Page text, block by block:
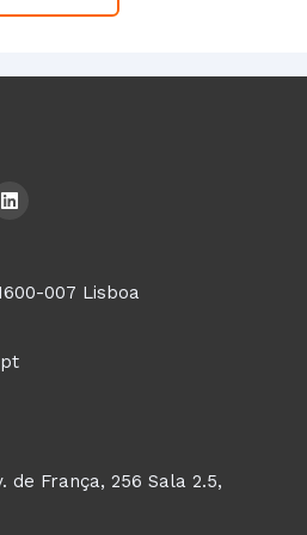
L
i
d
i
007 Lisboa
de França, 256 Sala 2.5,